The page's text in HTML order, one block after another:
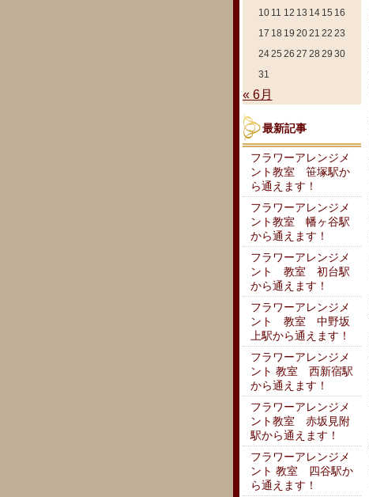
10 11 12 13 14 15 16
17 18 19 2021 22 23
2425 26 27 28 29 30
31
« 6月
最新記事
フラワーアレンジメ
ント教室 笹塚駅か
ら通えます！
フラワーアレンジメ
ント教室 幡ヶ谷駅
から通えます！
フラワーアレンジメ
ント 教室 初台駅
から通えます！
フラワーアレンジメ
ント 教室 中野坂
上駅から通えます！
フラワーアレンジメ
ント 教室 西新宿駅
から通えます！
フラワーアレンジメ
ント教室 赤坂見附
駅から通えます！
フラワーアレンジメ
ント 教室 四谷駅か
ら通えます！